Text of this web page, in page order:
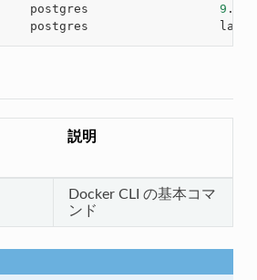
postgres 9 .3.5
説明
Docker CLI の基本コマ
ンド